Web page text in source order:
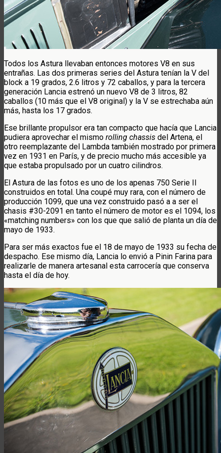
Todos los Astura llevaban entonces motores V8 en sus
entrañas. Las dos primeras series del Astura tenían la V del
block a 19 grados, 2.6 litros y 72 caballos, y para la tercera
generación Lancia estrenó un nuevo V8 de 3 litros, 82
caballos (10 más que el V8 original) y la V se estrechaba aún
más, hasta los 17 grados.
Ese brillante propulsor era tan compacto que hacía que Lancia
pudiera aprovechar el mismo rolling chassis del Artena, el
otro reemplazante del Lambda también mostrado por primera
vez en 1931 en París, y de precio mucho más accesible ya
que estaba propulsado por un cuatro cilindros.
El Astura de las fotos es uno de los apenas 750 Serie II
construidos en total. Una coupé muy rara, con el número de
producción 1099, que una vez construido pasó a a ser el
chasis #30-2091 en tanto el número de motor es el 1094, los
«matching numbers» con los que que salió de planta un día de
mayo de 1933.
Para ser más exactos fue el 18 de mayo de 1933 su fecha de
despacho. Ese mismo día, Lancia lo envió a Pinin Farina para
realizarle de manera artesanal esta carrocería que conserva
hasta el día de hoy.